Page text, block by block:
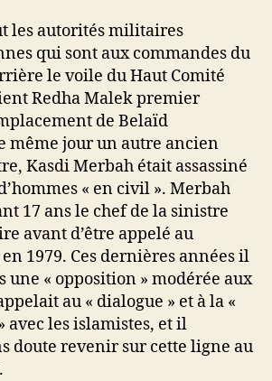
les autorités militaires
qui sont aux commandes du
le voile du Haut Comité
Redha Malek premier
de Belaïd
même jour un autre ancien
Kasdi Merbah était assassiné
« en civil ». Merbah
17 ans le chef de la sinistre
avant d’être appelé au
1979. Ces dernières années il
une « opposition » modérée aux
au « dialogue » et à la «
les islamistes, et il
doute revenir sur cette ligne au